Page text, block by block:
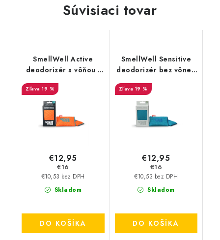
Súvisiaci tovar
SmellWell Active
deodorizér s vôňou -
Geometric Orange
19 %
Skladom
€10,53 bez DPH
€12,95
€16
DO KOŠÍKA
SmellWell Sensitive
deodorizér bez vône -
Blue
19 %
Skladom
€10,53 bez DPH
€12,95
€16
DO KOŠÍKA